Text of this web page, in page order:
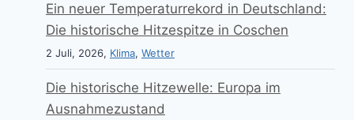
Ein neuer Temperaturrekord in Deutschland:
Die historische Hitzespitze in Coschen
2 Juli, 2026, Klima, Wetter
Die historische Hitzewelle: Europa im
Ausnahmezustand